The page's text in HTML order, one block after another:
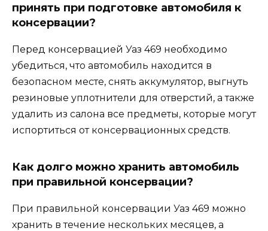
принять при подготовке автомобиля к
консервации?
Перед консервацией Уаз 469 необходимо
убедиться, что автомобиль находится в
безопасном месте, снять аккумулятор, выгнуть
резиновые уплотнители для отверстий, а также
удалить из салона все предметы, которые могут
испортиться от консервационных средств.
Как долго можно хранить автомобиль
при правильной консервации?
При правильной консервации Уаз 469 можно
хранить в течение нескольких месяцев, а